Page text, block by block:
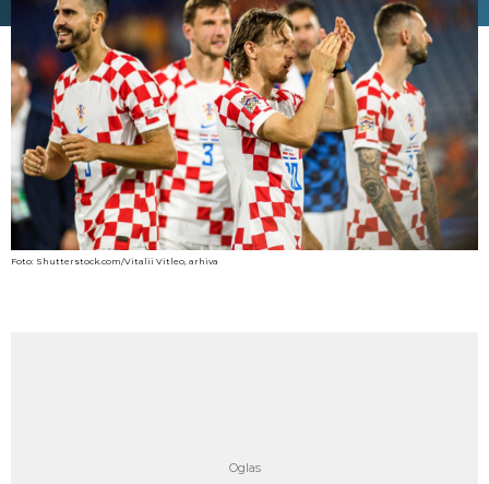
Foto: Shutterstock.com/Vitalii Vitleo, arhiva